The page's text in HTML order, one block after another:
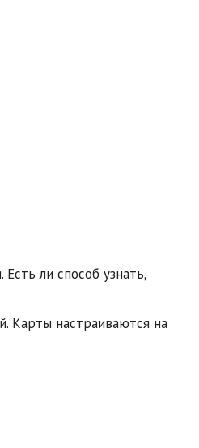
ли способ узнать,
Карты настраиваются на